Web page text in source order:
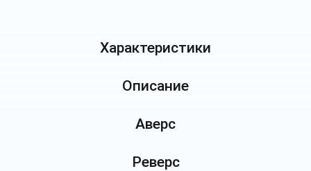
Характеристики
Описание
Аверс
Реверс